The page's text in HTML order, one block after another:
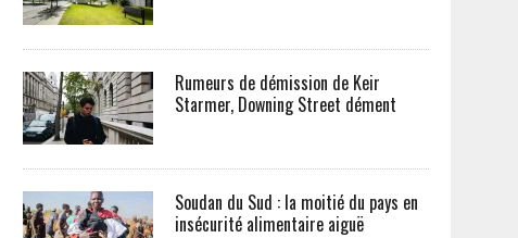
Rumeurs de démission de Keir
Starmer, Downing Street dément
Soudan du Sud : la moitié du pays en
insécurité alimentaire aiguë